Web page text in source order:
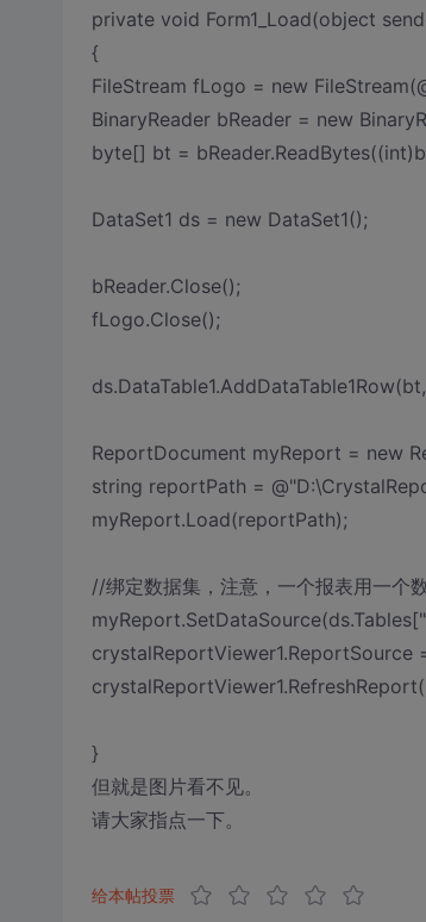
private void Form1_Load(object
{
FileStream fLogo = new
BinaryReader bReader = new
byte[] bt =
DataSet1 ds = new DataSet1();
bReader.Close();
fLogo.Close();
ReportDocument myReport = new
string reportPath =
myReport.Load(reportPath);
//绑定数据集，注意，一个报表用一个数
crystalReportViewer1.ReportSource
}
但就是图片看不见。
请大家指点一下。
给本帖投票